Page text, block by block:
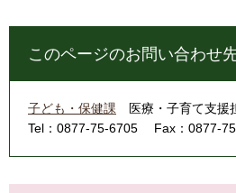
このページのお問い合わせ
子ども・保健課
医療・子育て支援
Tel：0877-75-6705
Fax：0877-